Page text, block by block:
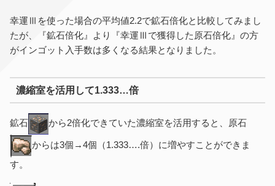
幸運Ⅲを使った場合の平均値2.2で鉱石倍化と比較してみまし
たが、『鉱石倍化』より『幸運Ⅲで獲得した原石倍化』の方
がインゴット入手数は多くなる結果となりました。
濃縮室を活用して1.333…倍
鉱石 から2倍化できていた濃縮室を活用すると、原石
からは3個→4個（1.333….倍）に増やすことができま
す。